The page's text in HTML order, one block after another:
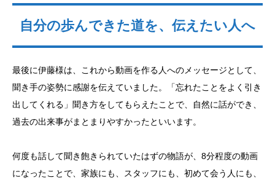
自分の歩んできた道を、伝えたい人へ
最後に伊藤様は、これから動画を作る人へのメッセージとして、
聞き手の姿勢に感謝を伝えていました。「忘れたことをよく引き
出してくれる」聞き方をしてもらえたことで、自然に話ができ、
過去の出来事がまとまりやすかったといいます。
何度も話して聞き飽きられていたはずの物語が、8分程度の動画
になったことで、家族にも、スタッフにも、初めて会う人にも、